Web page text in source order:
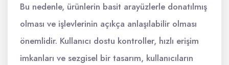
Bu nedenle, ürünlerin basit arayüzlerle donatılmış
olması ve işlevlerinin açıkça anlaşılabilir olması
önemlidir. Kullanıcı dostu kontroller, hızlı erişim
imkanları ve sezgisel bir tasarım, kullanıcıların